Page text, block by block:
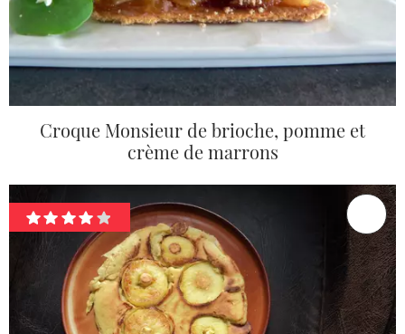
Croque Monsieur de brioche, pomme et
crème de marrons